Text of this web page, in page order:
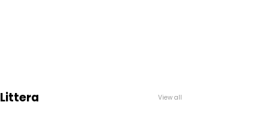
Littera View all